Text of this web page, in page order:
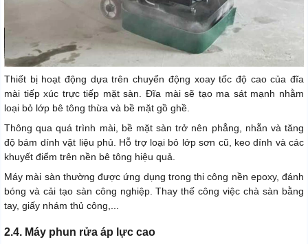
Thiết bị hoạt động dựa trên chuyển động xoay tốc độ cao của đĩa
mài tiếp xúc trực tiếp mặt sàn. Đĩa mài sẽ tạo ma sát mạnh nhằm
loại bỏ lớp bê tông thừa và bề mặt gồ ghề.
Thông qua quá trình mài, bề mặt sàn trở nên phẳng, nhẵn và tăng
độ bám dính vật liệu phủ. Hỗ trợ loại bỏ lớp sơn cũ, keo dính và các
khuyết điểm trên nền bê tông hiệu quả.
Máy mài sàn thường được ứng dụng trong thi công nền epoxy, đánh
bóng và cải tạo sàn công nghiệp. Thay thế công việc chà sàn bằng
tay, giấy nhám thủ công,...
2.4. Máy phun rửa áp lực cao